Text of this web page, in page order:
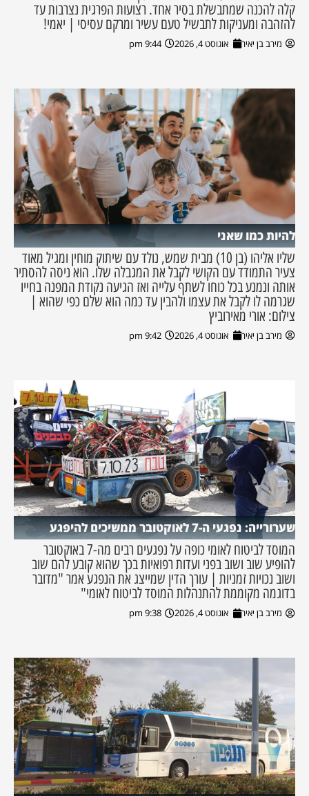
קלה להכנה שמתבשלת בסיר אחד. רצועות הפרגית נצרבות עד
להזהבה ומעניקות לתבשיל טעם עשיר ומרקם עסיסי | יאמי!
מירב בן יאיר אוגוסט 4, 2026 9:44 pm
להיות כמו שאני
שליו אליהו (בן 10) מבית שמש, נולד עם שיתוק מוחין ומגיל מאוד
צעיר התמודד עם הקושי לקבל את המגבלה שלו. הוא ניסה להסתיר
אותה ונמנע בכל כוחו לשתף עלייה ואז הגיעה נקודת המפנה בחייו
שגרמה לו לקבל את עצמו ולהבין עד כמה הוא שלם כפי שהוא |
צילום: אורי מאירוביץ
מירב בן יאיר אוגוסט 4, 2026 9:42 pm
שערורייה: נפגעי ה-7 לאוקטובר ממשיכים להיפגע
המוסד לביטוח לאומי כופה על נפגעים רבים מה-7 באוקטובר
להופיע שוב ושוב בפני ועדות רפואיות בכך שהוא קובע להם שוב
ושוב נכויות זמניות | עורך הדין שמייצג את הנפגע אמר "מדובר
בדוגמה מקוממת להתנהלות המוסד לביטוח לאומי"
מירב בן יאיר אוגוסט 4, 2026 9:38 pm